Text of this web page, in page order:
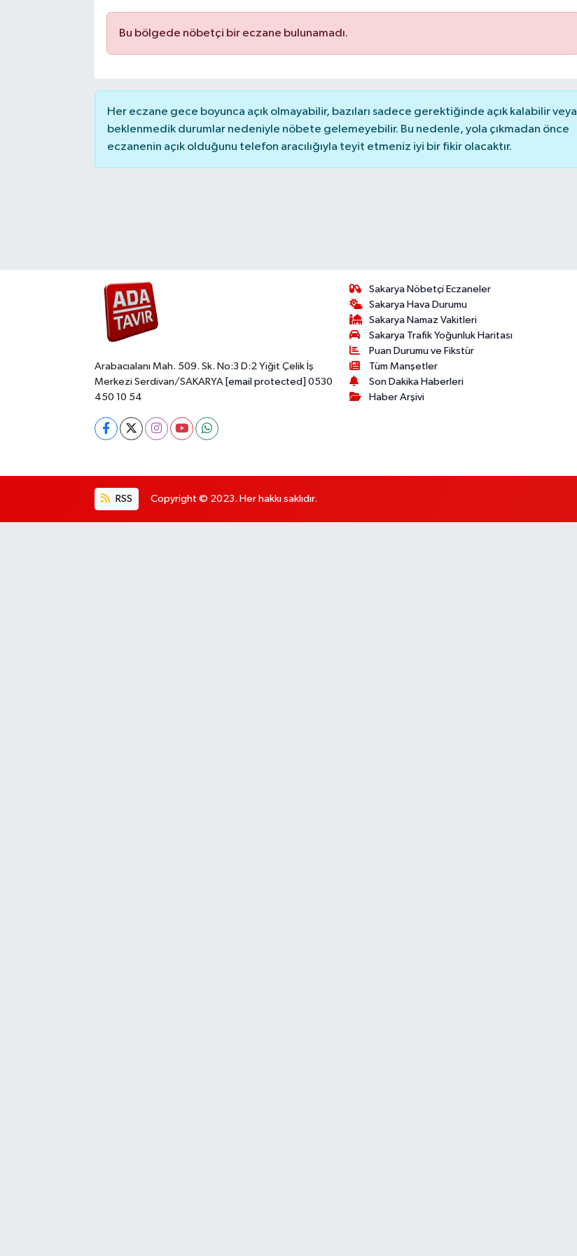
Bu bölgede nöbetçi bir eczane bulunamadı.
Her eczane gece boyunca açık olmayabilir, bazıları sadece gerektiğinde açık kalabilir veya
beklenmedik durumlar nedeniyle nöbete gelemeyebilir. Bu nedenle, yola çıkmadan önce
eczanenin açık olduğunu telefon aracılığıyla teyit etmeniz iyi bir fikir olacaktır.
Arabacıalanı Mah. 509. Sk. No:3 D:2 Yiğit Çelik İş
Merkezi Serdivan/SAKARYA [email protected] 0530
450 10 54
Sakarya Nöbetçi Eczaneler
Sakarya Hava Durumu
Sakarya Namaz Vakitleri
Sakarya Trafik Yoğunluk Haritası
Puan Durumu ve Fikstür
Tüm Manşetler
Son Dakika Haberleri
Haber Arşivi
RSS Copyright © 2023. Her hakkı saklıdır.